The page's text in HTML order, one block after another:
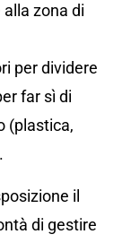
zona di
per dividere
far sì di
(plastica,
il
di gestire